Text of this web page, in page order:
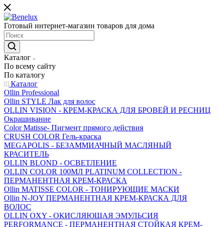
Готовый интернет-магазин товаров для дома
Каталог
По всему сайту
По каталогу
Каталог
Ollin Professional
Ollin STYLE Лак для волос
OLLIN VISION - КРЕМ-КРАСКА ДЛЯ БРОВЕЙ И РЕСНИЦ
Окрашивание
Color Matisse- Пигмент прямого действия
CRUSH COLOR Гель-краска
MEGAPOLIS - БЕЗАММИАЧНЫЙ МАСЛЯНЫЙ
КРАСИТЕЛЬ
OLLIN BLOND - ОСВЕТЛЕНИЕ
OLLIN COLOR 100МЛ PLATINUM COLLECTION -
ПЕРМАНЕНТНАЯ КРЕМ-КРАСКА
Ollin MATISSE COLOR - ТОНИРУЮЩИЕ МАСКИ
Ollin N-JOY ПЕРМАНЕНТНАЯ КРЕМ-КРАСКА ДЛЯ
ВОЛОС
OLLIN OXY - ОКИСЛЯЮЩАЯ ЭМУЛЬСИЯ
PERFORMANCE - ПЕРМАНЕНТНАЯ СТОЙКАЯ КРЕМ-